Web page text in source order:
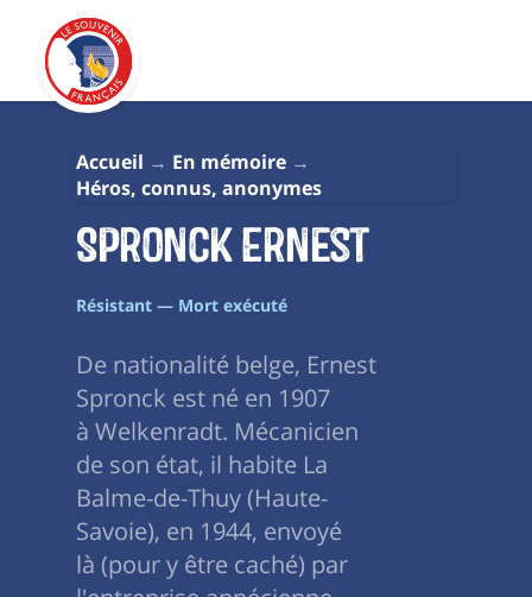
Accueil
En mémoire
Héros, connus, anonymes
Spronck Ernest
Résistant — Mort exécuté
De nationalité belge, Ernest
Spronck est né en 1907
à Welkenradt. Mécanicien
de son état, il habite La
Balme-de-Thuy (Haute-
Savoie), en 1944, envoyé
là (pour y être caché) par